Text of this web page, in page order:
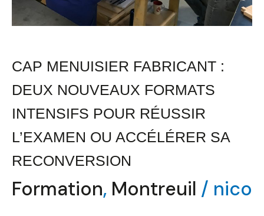
CAP MENUISIER FABRICANT :
DEUX NOUVEAUX FORMATS
INTENSIFS POUR RÉUSSIR
L’EXAMEN OU ACCÉLÉRER SA
RECONVERSION
Formation, Montreuil / nico
accélérer
reconversion